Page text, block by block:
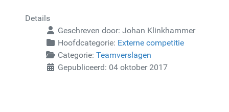
Details
Geschreven door: Johan Klinkhammer
Hoofdcategorie: Externe competitie
Categorie: Teamverslagen
Gepubliceerd: 04 oktober 2017